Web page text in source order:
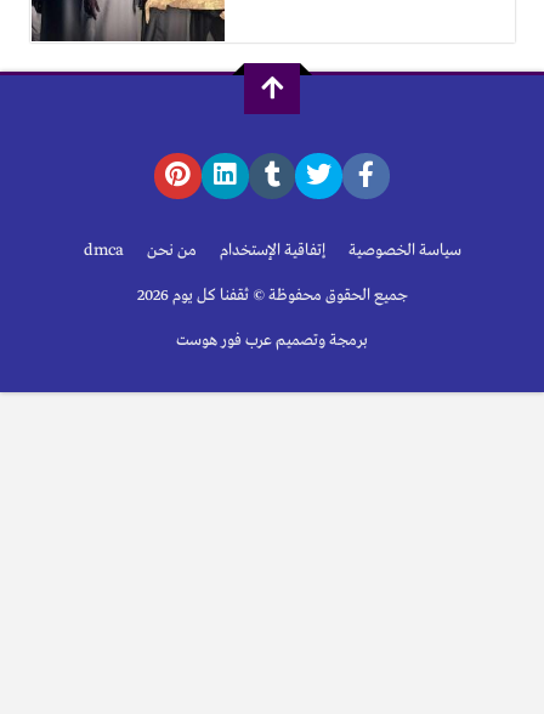
سياسة الخصوصية إتفاقية الإستخدام من نحن dmca
جميع الحقوق محفوظة © ثقفنا كل يوم 2026
برمجة وتصميم عرب فور هوست